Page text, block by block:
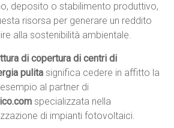
deposito o stabilimento produttivo,
risorsa per generare un reddito
alla sostenibilità ambientale.
di copertura di centri di
pulita significa cedere in affitto la
al partner di
specializzata nella
di impianti fotovoltaici.